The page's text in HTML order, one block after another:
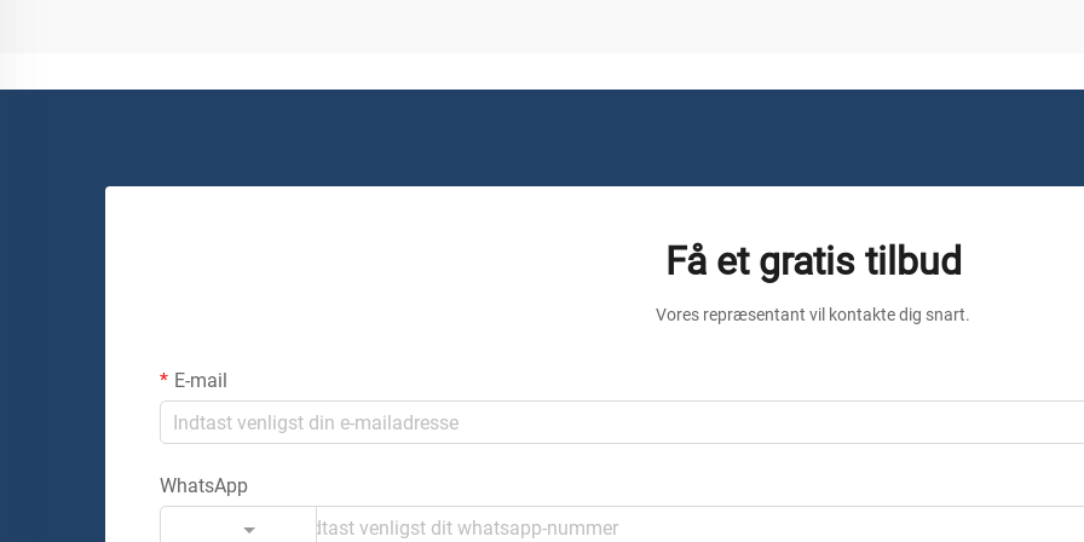
Få et gratis tilbud
Vores repræsentant vil kontakte dig snart.
E-mail
WhatsApp